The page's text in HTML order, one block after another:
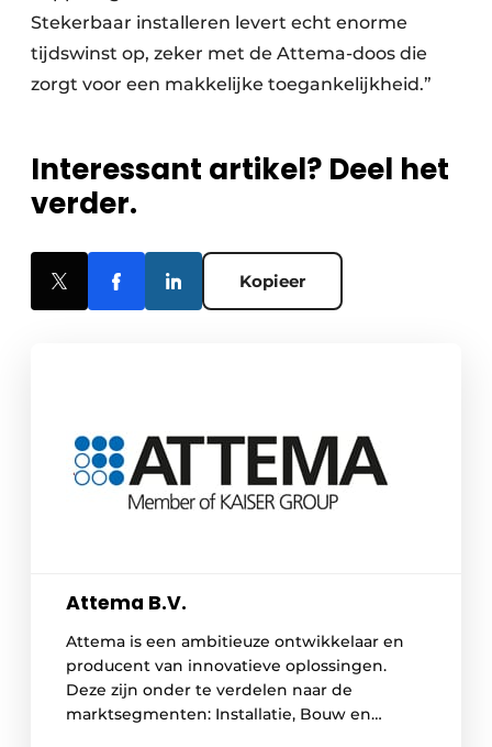
Stekerbaar installeren levert echt enorme
tijdswinst op, zeker met de Attema-doos die
zorgt voor een makkelijke toegankelijkheid.”
Interessant artikel? Deel het
verder.
Kopieer
Attema B.V.
Attema is een ambitieuze ontwikkelaar en
producent van innovatieve oplossingen.
Deze zijn onder te verdelen naar de
marktsegmenten: Installatie, Bouw en